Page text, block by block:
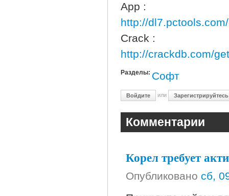
App :
http://
Crack :
http://crackdb.com/
Разделы: Софт
Войдите или Зарегистрируйтесь
Комментарии
Корел требует
Опубликовано сб,